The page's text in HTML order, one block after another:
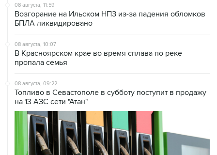
08 августа, 11:59
Возгорание на Ильском НПЗ из-за падения обломков
БПЛА ликвидировано
08 августа, 10:07
В Красноярском крае во время сплава по реке
пропала семья
08 августа, 09:22
Топливо в Севастополе в субботу поступит в продажу
на 13 АЗС сети "Атан"